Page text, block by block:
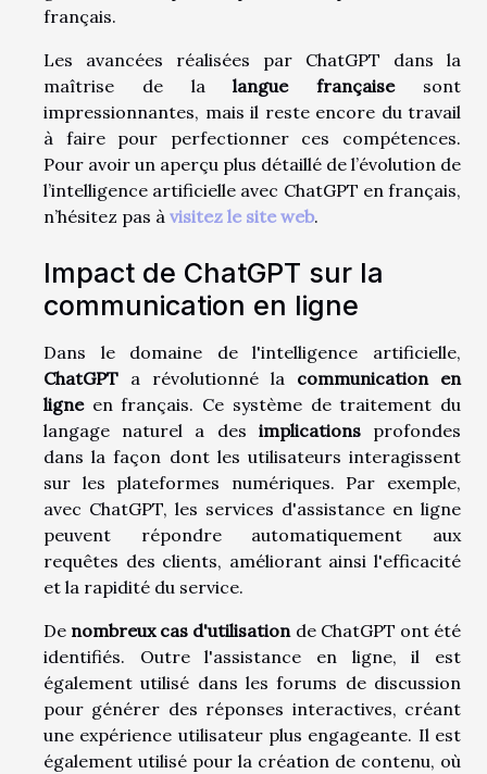
français.
Les avancées réalisées par ChatGPT dans la
maîtrise de lalangue françaisesont
impressionnantes, mais il reste encore du travail
à faire pour perfectionner ces compétences.
Pour avoir un aperçu plus détaillé de l’évolution de
l’intelligence artificielle avec ChatGPT en français,
n’hésitez pas à visitez le site web.
Impact de ChatGPT sur la
communication en ligne
Dans le domaine de l'intelligence artificielle,
ChatGPT a révolutionné la communication en
ligneen français. Ce système de traitement du
langage naturel a des implicationsprofondes
dans la façon dont les utilisateurs interagissent
sur les plateformes numériques. Par exemple,
avec ChatGPT, les services d'assistance en ligne
peuvent répondre automatiquement aux
requêtes des clients, améliorant ainsi l'efficacité
et la rapidité du service.
De nombreux cas d'utilisationde ChatGPT ont été
identifiés. Outre l'assistance en ligne, il est
également utilisé dans les forums de discussion
pour générer des réponses interactives, créant
une expérience utilisateur plus engageante. Il est
également utilisé pour la création de contenu, où